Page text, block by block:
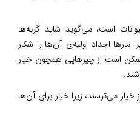
است، می‌گوید شاید گربه‌ها
مارها اجداد اولیه‌ی آن‌ها را شکار
است از چیزهایی همچون خیار
می‌ترسند، زیرا خیار برای آن‌ها